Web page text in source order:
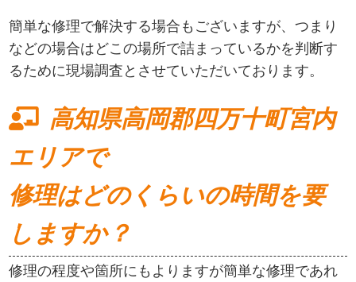
簡単な修理で解決する場合もございますが、つまり
などの場合はどこの場所で詰まっているかを判断す
るために現場調査とさせていただいております。
高知県高岡郡四万十町宮内
エリアで
修理はどのくらいの時間を要
しますか？
修理の程度や箇所にもよりますが簡単な修理であれ